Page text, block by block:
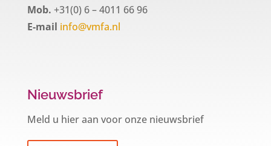
Mob. +31(0) 6 – 4011 66 96
E-mail info@vmfa.nl
Nieuwsbrief
Meld u hier aan voor onze nieuwsbrief